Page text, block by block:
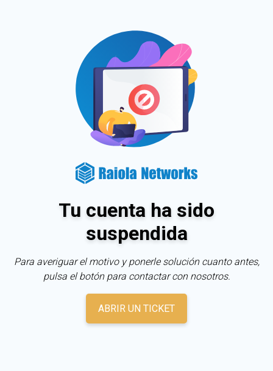
Tu cuenta ha sido
suspendida
Para averiguar el motivo y ponerle solución cuanto antes,
pulsa el botón para contactar con nosotros.
ABRIR UN TICKET